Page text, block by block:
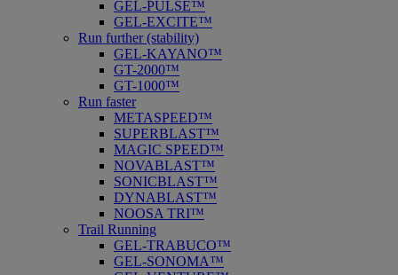
GEL-PULSE™
GEL-EXCITE™
Run further (stability)
GEL-KAYANO™
GT-2000™
GT-1000™
Run faster
METASPEED™
SUPERBLAST™
MAGIC SPEED™
NOVABLAST™
SONICBLAST™
DYNABLAST™
NOOSA TRI™
Trail Running
GEL-TRABUCO™
GEL-SONOMA™